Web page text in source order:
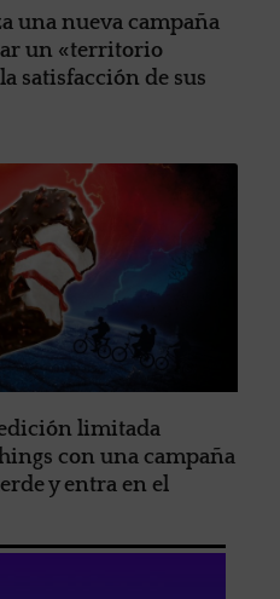
una nueva campaña
un «territorio
satisfacción de sus
limitada
con una campaña
y entra en el